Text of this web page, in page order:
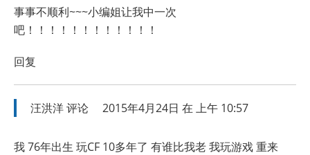
事事不顺利~~~小编姐让我中一次
吧！！！！！！！！！！！！
回复
汪洪洋评论 2015年4月24日 在 上午 10:57
我 76年出生 玩CF 10多年了 有谁比我老 我玩游戏 重来